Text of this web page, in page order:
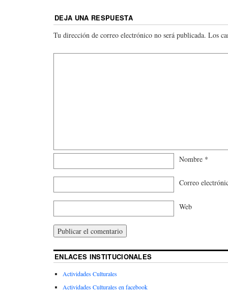
DEJA UNA RESPUESTA
Tu dirección de correo electrónico no será publicada. Los
Nombre *
Correo
Web
ENLACES INSTITUCIONALES
Actividades Culturales
Actividades Culturales en facebook